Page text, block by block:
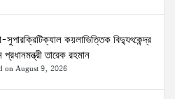
সুপারক্রিটিক্যাল কয়লাভিত্তিক বিদ্যুৎকেন্দ্র
প্রধানমন্ত্রী তারেক রহমান
on August 9, 2026